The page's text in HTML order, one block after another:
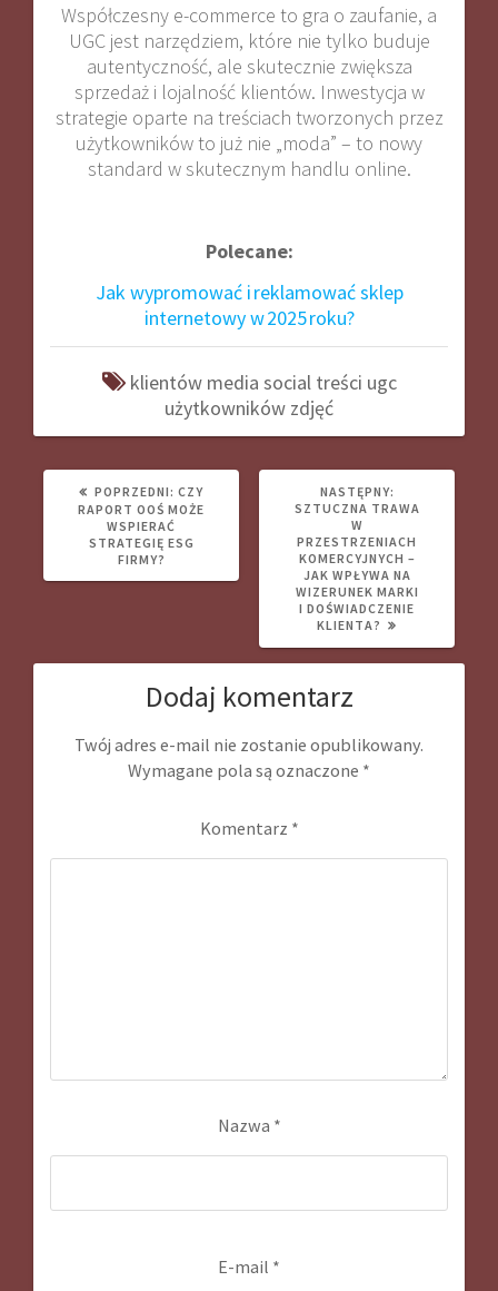
Współczesny e-commerce to gra o zaufanie, a
UGC jest narzędziem, które nie tylko buduje
autentyczność, ale skutecznie zwiększa
sprzedaż i lojalność klientów. Inwestycja w
strategie oparte na treściach tworzonych przez
użytkowników to już nie „moda” – to nowy
standard w skutecznym handlu online.
Polecane:
Jak wypromować i reklamować sklep
internetowy w 2025 roku?
klientów media social treści ugc
użytkowników zdjęć
POPRZEDNI: POPRZEDNI
WPIS:
CZY
RAPORT OOŚ MOŻE
WSPIERAĆ
STRATEGIĘ ESG
FIRMY?
NASTĘPNY:
WPIS:
SZTUCZNA TRAWA
W
PRZESTRZENIACH
KOMERCYJNYCH –
JAK WPŁYWA NA
WIZERUNEK MARKI
I DOŚWIADCZENIE
KLIENTA?
Dodaj komentarz
Twój adres e-mail nie zostanie opublikowany.
Wymagane pola są oznaczone *
Komentarz *
Nazwa *
E-mail *